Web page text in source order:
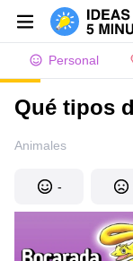
Personal
Qué tipos
Animales
-